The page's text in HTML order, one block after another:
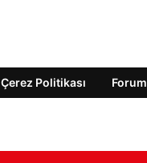
Çerez Politikası Forum